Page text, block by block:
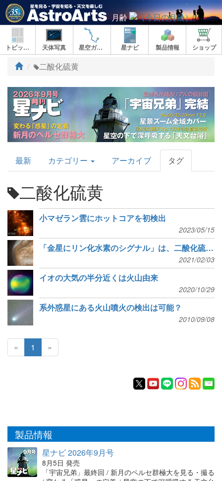
月齢
トピックス 天体写真 星空ガイド 星ナビ 製品情報 ショップ
ト
プ
二酸化硫黄
AstroArts
Topics
最新 カテゴリー アーカイブ タグ
二酸化硫黄
小マゼラン雲にホットコアを初検出
2023/05/15
「金星にリン化水素のシグナル」は、二酸化硫黄の見間違い
2021/02/03
イオの大気の半分近くは火山由来
2020/10/29
系外惑星にある火山噴火の検出は可能？
2010/09/08
« 1 »
製品情報
星ナビ 2026年9月号
8月5日 発売
「宇宙兄弟」最終回 / 新月のペルセ群極大を見る・撮る